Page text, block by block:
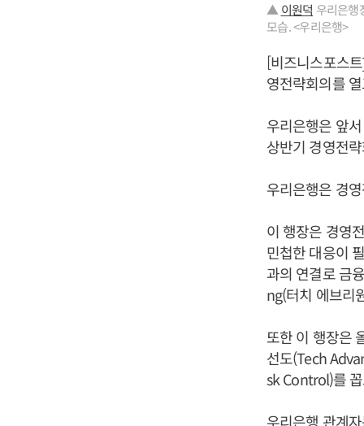
▲ 이원덕 우리은행
모습. <우리은행>
[비즈니스포스
영전략회의를
우리은행은 앞
상반기 경영전
우리은행은 경
이 행장은 경영
민첩한 대응이
과의 연결로 금
ng(터치 에브리
또한 이 행장은
선도(Tech
sk Control)를
우리은행 관계